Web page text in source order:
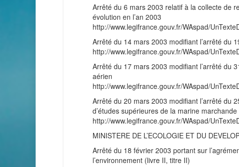
Arrêté du 6 mars 2003 relatif à la collecte de
évolution en l’an 2003
http://www.legifrance.gouv.fr/WAspad/
Arrêté du 14 mars 2003 modifiant l’arrêté du
http://www.legifrance.gouv.fr/WAspad/
Arrêté du 17 mars 2003 modifiant l’arrêté du
aérien
http://www.legifrance.gouv.fr/WAspad/
Arrêté du 20 mars 2003 modifiant l’arrêté du
d’études supérieures de la marine marchande
http://www.legifrance.gouv.fr/WAspad/
MINISTERE DE L’ECOLOGIE ET DU
Arrêté du 18 février 2003 portant sur
l’environnement (livre II, titre II)